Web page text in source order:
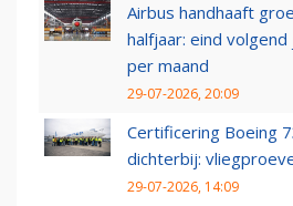
Airbus handhaaft
halfjaar: eind volgend
per maand
29-07-2026, 20:09
Certificering Boeing
dichterbij:
29-07-2026, 14:09